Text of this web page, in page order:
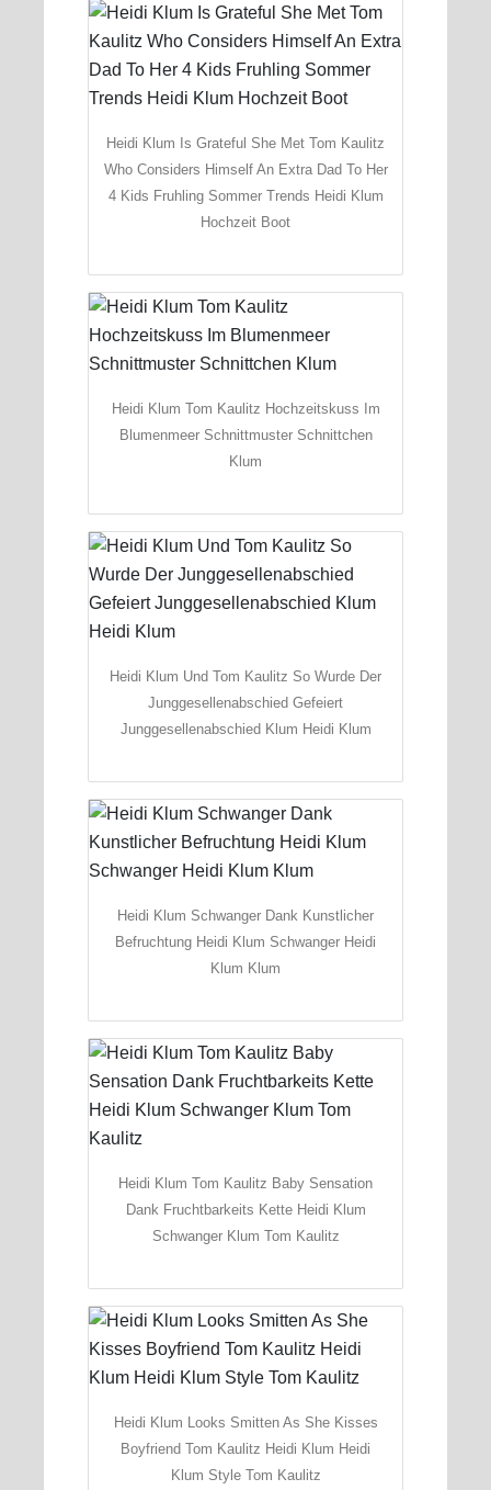
Heidi Klum Is Grateful She Met Tom Kaulitz
Who Considers Himself An Extra Dad To Her
4 Kids Fruhling Sommer Trends Heidi Klum
Hochzeit Boot
Heidi Klum Tom Kaulitz Hochzeitskuss Im
Blumenmeer Schnittmuster Schnittchen
Klum
Heidi Klum Und Tom Kaulitz So Wurde Der
Junggesellenabschied Gefeiert
Junggesellenabschied Klum Heidi Klum
Heidi Klum Schwanger Dank Kunstlicher
Befruchtung Heidi Klum Schwanger Heidi
Klum Klum
Heidi Klum Tom Kaulitz Baby Sensation
Dank Fruchtbarkeits Kette Heidi Klum
Schwanger Klum Tom Kaulitz
Heidi Klum Looks Smitten As She Kisses
Boyfriend Tom Kaulitz Heidi Klum Heidi
Klum Style Tom Kaulitz